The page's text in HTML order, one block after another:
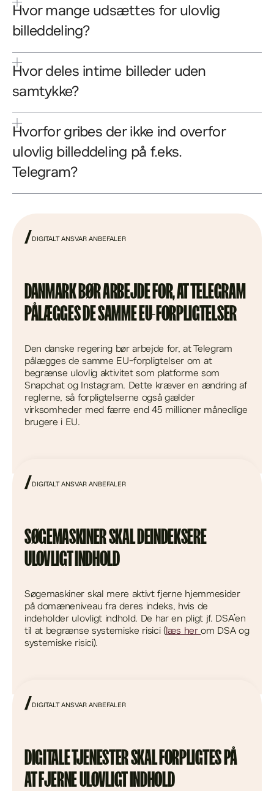
Hvor mange udsættes for ulovlig
billeddeling?
Hvor deles intime billeder uden
samtykke?
Hvorfor gribes der ikke ind overfor
ulovlig billeddeling på f.eks.
Telegram?
DIGITALT ANSVAR ANBEFALER
DANMARK BØR ARBEJDE FOR, AT TELEGRAM
PÅLÆGGES DE SAMME EU-FORPLIGTELSER
Den danske regering bør arbejde for, at Telegram
pålægges de samme EU-forpligtelser om at
begrænse ulovlig aktivitet som platforme som
Snapchat og Instagram. Dette kræver en ændring af
reglerne, så forpligtelserne også gælder
virksomheder med færre end 45 millioner månedlige
brugere i EU.
DIGITALT ANSVAR ANBEFALER
SØGEMASKINER SKAL DEINDEKSERE
ULOVLIGT INDHOLD
Søgemaskiner skal mere aktivt fjerne hjemmesider
på domæneniveau fra deres indeks, hvis de
indeholder ulovligt indhold. De har en pligt jf. DSA’en
til at begrænse systemiske risici (læs herom DSA og
systemiske risici).
DIGITALT ANSVAR ANBEFALER
DIGITALE TJENESTER SKAL FORPLIGTES PÅ
AT FJERNE ULOVLIGT INDHOLD